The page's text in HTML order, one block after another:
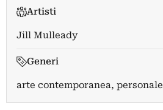
Artisti
Jill Mulleady
Generi
arte contemporanea, personale